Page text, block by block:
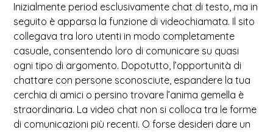
Inizialmente period esclusivamente chat di testo, ma in
seguito è apparsa la funzione di videochiamata. Il sito
collegava tra loro utenti in modo completamente
casuale, consentendo loro di comunicare su quasi
ogni tipo di argomento. Dopotutto, l’opportunità di
chattare con persone sconosciute, espandere la tua
cerchia di amici o persino trovare l’anima gemella è
straordinaria. La video chat non si colloca tra le forme
di comunicazioni più recenti. O forse desideri dare un